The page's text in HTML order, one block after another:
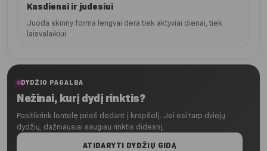
Kasdienai ir judesiui
Juoda skinny forma lengvai dera tiek aktyviai dienai, tiek
laisvalaikiui.
DYDŽIO PAGALBA
Nežinai, kurį dydį rinktis?
Pasitikrink lentelę prieš dedant į krepšelį. Jei esi tarp dviejų
dydžių, dažniausiai saugiau rinktis didesnį.
ATIDARYTI DYDŽIŲ GIDĄ